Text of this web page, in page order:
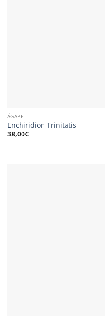
ÁGAPE
Enchiridion Trinitatis
38,00€